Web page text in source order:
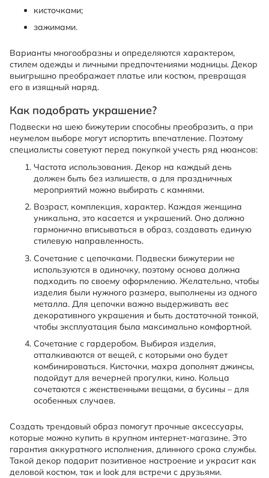
кисточками;
зажимами.
Варианты многообразны и определяются характером,
стилем одежды и личными предпочтениями модницы. Декор
выигрышно преображает платье или костюм, превращая
его в изящный наряд.
Как подобрать украшение?
Подвески на шею бижутерии способны преобразить, а при
неумелом выборе могут испортить впечатление. Поэтому
специалисты советуют перед покупкой учесть ряд нюансов:
Частота использования. Декор на каждый день
должен быть без излишеств, а для праздничных
мероприятий можно выбирать с камнями.
Возраст, комплекция, характер. Каждая женщина
уникальна, это касается и украшений. Оно должно
гармонично вписываться в образ, создавать единую
стилевую направленность.
Сочетание с цепочками. Подвески бижутерии не
используются в одиночку, поэтому основа должна
подходить по своему оформлению. Желательно, чтобы
изделия были нужного размера, выполнены из одного
металла. Для цепочки важно выдерживать вес
декоративного украшения и быть достаточной тонкой,
чтобы эксплуатация была максимально комфортной.
Сочетание с гардеробом. Выбирая изделия,
отталкиваются от вещей, с которыми оно будет
комбинироваться. Кисточки, махра дополнят джинсы,
подойдут для вечерней прогулки, кино. Кольца
сочетаются с женственными вещами, а бусины – для
особенных случаев.
Создать трендовый образ помогут прочные аксессуары,
которые можно купить в крупном интернет-магазине. Это
гарантия аккуратного исполнения, длинного срока службы.
Такой декор подарит позитивное настроение и украсит как
деловой костюм, так и look для встречи с друзьями.